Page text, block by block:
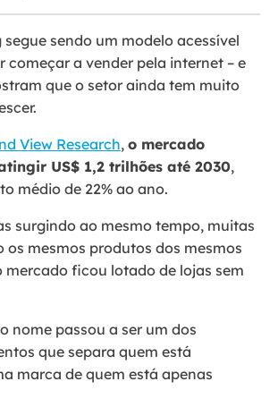
sendo um modelo acessível
começar a vender pela internet – e
que o setor ainda tem muito
View Research, o mercado
US$ 1,2 trilhões até 2030,
médio de 22% ao ano.
surgindo ao mesmo tempo, muitas
os mesmos produtos dos mesmos
mercado ficou lotado de lojas sem
nome passou a ser um dos
que separa quem está
marca de quem está apenas